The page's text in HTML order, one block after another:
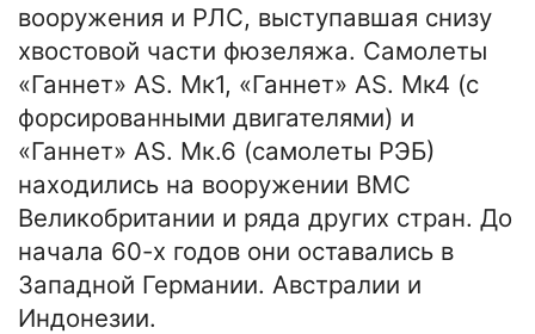
вооружения и РЛС, выступавшая снизу
хвостовой части фюзеляжа. Самолеты
«Ганнет» AS. Мк1, «Ганнет» AS. Мк4 (с
форсированными двигателями) и
«Ганнет» AS. Мк.6 (самолеты РЭБ)
находились на вооружении ВМС
Великобритании и ряда других стран. До
начала 60-х годов они оставались в
Западной Германии. Австралии и
Индонезии.